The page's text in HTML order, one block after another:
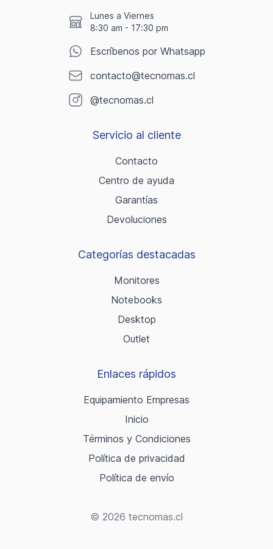
Lunes a Viernes
8:30 am - 17:30 pm
Escríbenos por Whatsapp
contacto@tecnomas.cl
@tecnomas.cl
Servicio al cliente
Contacto
Centro de ayuda
Garantías
Devoluciones
Categorías destacadas
Monitores
Notebooks
Desktop
Outlet
Enlaces rápidos
Equipamiento Empresas
Inicio
Términos y Condiciones
Política de privacidad
Política de envío
© 2026 tecnomas.cl